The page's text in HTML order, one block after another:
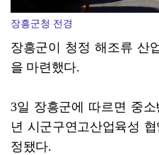
장흥군청 전경
장흥군이 청정 해조류 산
을 마련했다.
3일 장흥군에 따르면 중소
년 시군구연고산업육성
정됐다.